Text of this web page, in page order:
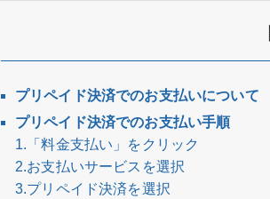
プリペイド決済でのお支払いについて
プリペイド決済でのお支払い手順
1.「料金支払い」をクリック
2.お支払いサービスを選択
3.プリペイド決済を選択